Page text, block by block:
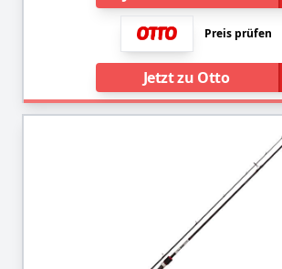
Preis prüfen
Jetzt zu Otto